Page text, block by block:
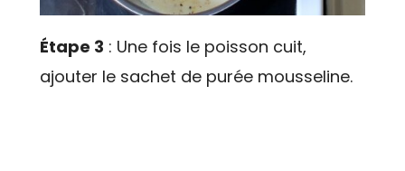
Étape 3 : Une fois le poisson cuit,
ajouter le sachet de purée mousseline.